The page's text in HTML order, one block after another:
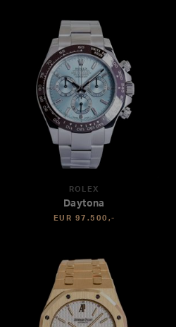
ROLEX
Daytona
EUR 97.500,-